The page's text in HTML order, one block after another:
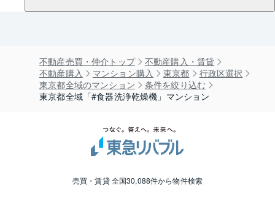
不動産売買・仲介トップ
不動産購入・賃貸
不動産購入
マンション購入 東京都
行政区選択
東京都全域のマンション
条件を絞り込む
東京都全域「#食器洗浄乾燥機」マンション
売買・賃貸 全国30,088件から物件検索